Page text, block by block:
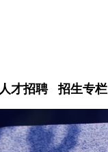
人才招聘 招生专栏